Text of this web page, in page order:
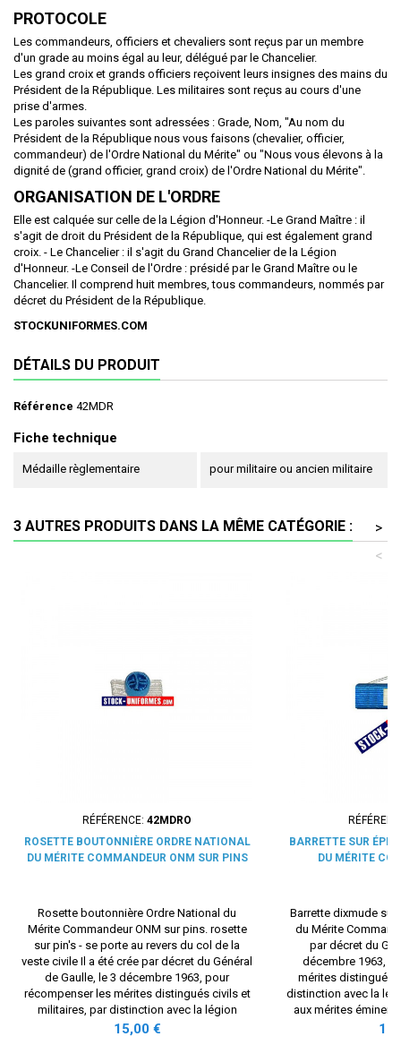
PROTOCOLE
Les commandeurs, officiers et chevaliers sont reçus par un membre
d'un grade au moins égal au leur, délégué par le Chancelier.
Les grand croix et grands officiers reçoivent leurs insignes des mains du
Président de la République. Les militaires sont reçus au cours d'une
prise d'armes.
Les paroles suivantes sont adressées : Grade, Nom, "Au nom du
Président de la République nous vous faisons (chevalier, officier,
commandeur) de l'Ordre National du Mérite" ou "Nous vous élevons à la
dignité de (grand officier, grand croix) de l'Ordre National du Mérite".
ORGANISATION DE L'ORDRE
Elle est calquée sur celle de la Légion d'Honneur. -Le Grand Maître : il
s'agit de droit du Président de la République, qui est également grand
croix. - Le Chancelier : il s'agit du Grand Chancelier de la Légion
d'Honneur. -Le Conseil de l'Ordre : présidé par le Grand Maître ou le
Chancelier. Il comprend huit membres, tous commandeurs, nommés par
décret du Président de la République.
STOCKUNIFORMES.COM
DÉTAILS DU PRODUIT
Référence 42MDR
Fiche technique
Médaille règlementaire pour militaire ou ancien militaire
3 AUTRES PRODUITS DANS LA MÊME CATÉGORIE :
>
<
RÉFÉRENCE: 42MDRO
ROSETTE BOUTONNIÈRE ORDRE NATIONAL
DU MÉRITE COMMANDEUR ONM SUR PINS
Rosette boutonnière Ordre National du
Mérite Commandeur ONM sur pins. rosette
sur pin's - se porte au revers du col de la
veste civile Il a été crée par décret du Général
de Gaulle, le 3 décembre 1963, pour
récompenser les mérites distingués civils et
militaires, par distinction avec la légion
d'Honneur réservée aux mérites éminents. Ce
Prix
15,00 €
BARRETTE SUR
DU MÉRITE
Barrette dixmude sur
du Mérite
par décret du
décembre 1963,
mérites distingués
distinction avec la
aux mérites
de revaloriser lePrix